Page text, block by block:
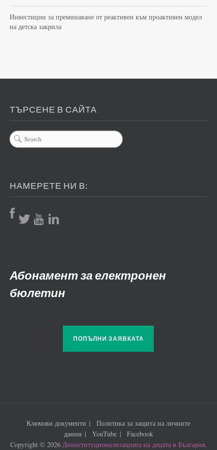
Инвестиции за преминаване от реактивен към проактивен модел
на детска закрила
ТЪРСЕНЕ В САЙТА
НАМЕРЕТЕ НИ В:
Абонамент за електронен
бюлетин
ПОПЪЛНИ ЗАЯВКАТА
Ключови документи
Политика за защита на личните
данни
YouTube
Facebook
Copyright © 2026 Деинституционализацията на децата в България.